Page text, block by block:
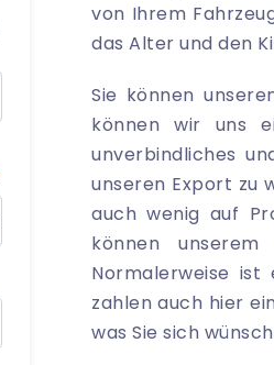
von Ihrem
das Alter und den
Sie können
können wir uns
unverbindliches
unseren Export zu
auch wenig auf
können
Normalerweise ist
zahlen auch hier
was Sie sich